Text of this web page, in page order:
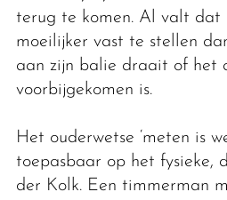
terug te komen. Al valt dat
moeilijker vast te stellen
aan zijn balie draait of het
voorbijgekomen is.
Het ouderwetse ‘meten is
toepasbaar op het fysieke,
der Kolk. Een timmerman